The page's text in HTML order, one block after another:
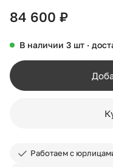
84 600 ₽
В наличии 3 шт ·
Работаем с